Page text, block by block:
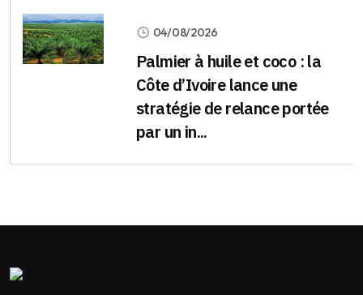
04/08/2026
Palmier à huile et coco : la
Côte d’Ivoire lance une
stratégie de relance portée
par un in...